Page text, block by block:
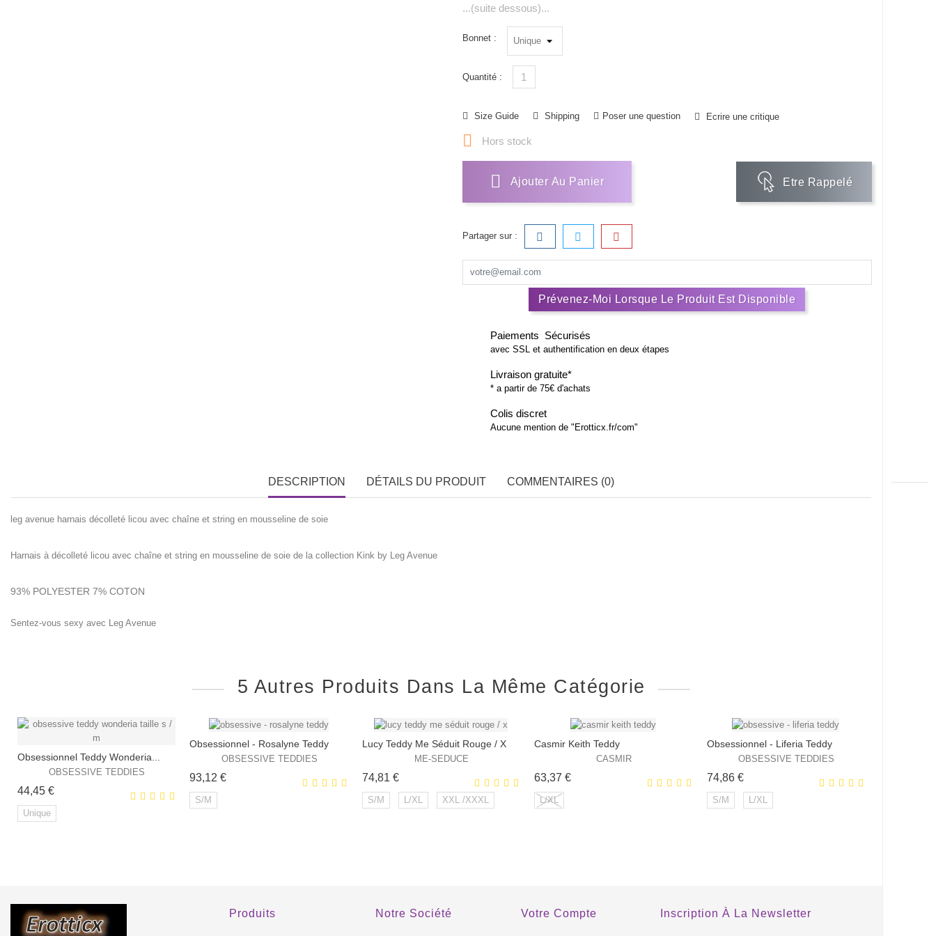
...(suite dessous)...
Bonnet :
Quantité :
Size Guide Shipping Poser une question Ecrire une critique
 Hors stock
Ajouter Au Panier Etre Rappelé
Partager sur :
Prévenez-Moi Lorsque Le Produit Est Disponible
Paiements Sécurisés
avec SSL et authentification en deux étapes
Livraison gratuite*
* a partir de 75€ d'achats
Colis discret
Aucune mention de "Erotticx.fr/com"
DESCRIPTION DÉTAILS DU PRODUIT COMMENTAIRES (0)
leg avenue harnais décolleté licou avec chaîne et string en mousseline de soie
Harnais à décolleté licou avec chaîne et string en mousseline de soie de la collection Kink by Leg Avenue
93% POLYESTER 7% COTON
Sentez-vous sexy avec Leg Avenue
5 Autres Produits Dans La Même Catégorie
Obsessionnel Teddy Wonderia...
OBSESSIVE TEDDIES
44,45 €Prix
Unique
Obsessionnel - Rosalyne Teddy
OBSESSIVE TEDDIES
93,12 €Prix
S/M
Lucy Teddy Me Séduit Rouge / X
ME-SEDUCE
74,81 €Prix
S/M L/XL XXL /XXXL
HORS STOCK
Casmir Keith Teddy
CASMIR
63,37 €Prix
L/XL
Obsessionnel - Liferia Teddy
OBSESSIVE TEDDIES
74,86 €Prix
S/M L/XL
Produits Notre Société Votre Compte Inscription À La Newsletter